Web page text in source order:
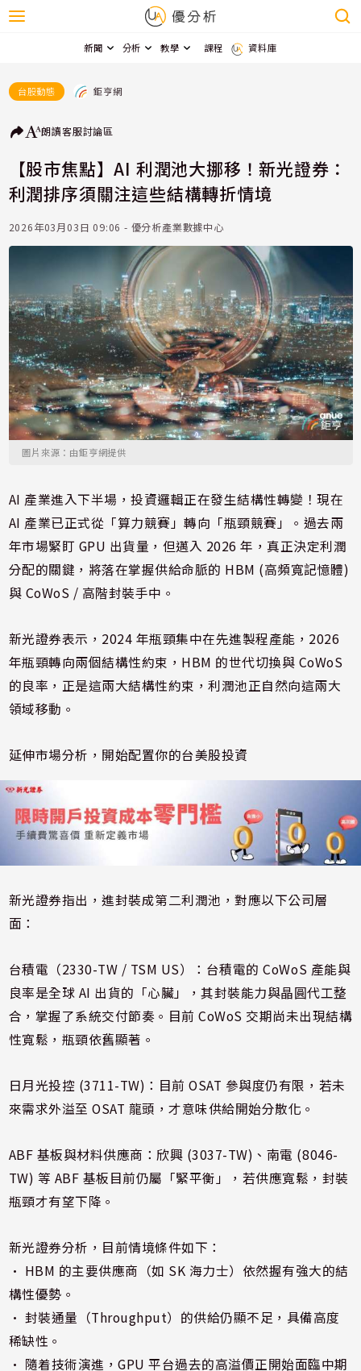
新聞 分析 教學 課程 資料庫
台股動態 鉅亨網
朗讀客服討論區
【股市焦點】AI 利潤池大挪移！新光證券：
利潤排序須關注這些結構轉折情境
2026年03月03日 09:06 - 優分析產業數據中心
圖片來源：由鉅亨網提供
AI 產業進入下半場，投資邏輯正在發生結構性轉變！現在
AI 產業已正式從「算力競賽」轉向「瓶頸競賽」。過去兩
年市場緊盯 GPU 出貨量，但邁入 2026 年，真正決定利潤
分配的關鍵，將落在掌握供給命脈的 HBM (高頻寬記憶體)
與 CoWoS / 高階封裝手中。
新光證券表示，2024 年瓶頸集中在先進製程產能，2026
年瓶頸轉向兩個結構性約束，HBM 的世代切換與 CoWoS
的良率，正是這兩大結構性約束，利潤池正自然向這兩大
領域移動。
延伸市場分析，開始配置你的台美股投資
新光證券指出，進封裝成第二利潤池，對應以下公司層
面：
台積電（2330-TW / TSM US）：台積電的 CoWoS 產能與
良率是全球 AI 出貨的「心臟」，其封裝能力與晶圓代工整
合，掌握了系統交付節奏。目前 CoWoS 交期尚未出現結構
性寬鬆，瓶頸依舊顯著。
日月光投控 (3711-TW)：目前 OSAT 參與度仍有限，若未
來需求外溢至 OSAT 龍頭，才意味供給開始分散化。
ABF 基板與材料供應商：欣興 (3037-TW)、南電 (8046-
TW) 等 ABF 基板目前仍屬「緊平衡」，若供應寬鬆，封裝
瓶頸才有望下降。
新光證券分析，目前情境條件如下：
• HBM 的主要供應商（如 SK 海力士）依然握有強大的結
構性優勢。
• 封裝通量（Throughput）的供給仍顯不足，具備高度
稀缺性。
• 隨着技術演進，GPU 平台過去的高溢價正開始面臨中期